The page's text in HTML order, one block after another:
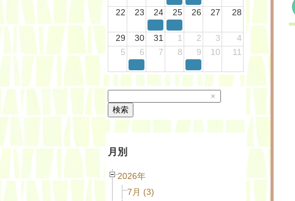
22 23 24 25 26 27 28
29 30 31 1 2 3
4
5
6 7 8 9 10 11
×
検索
月別
2026年
7月 (3)